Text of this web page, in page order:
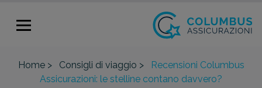
Home > Consigli di viaggio >
Recensioni Columbus
Assicurazioni: le stelline contano davvero?